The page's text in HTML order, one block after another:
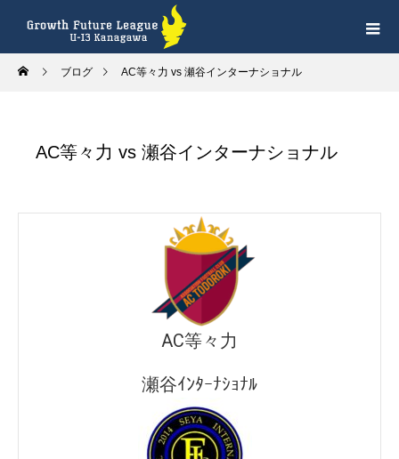
ブログ AC等々力 vs 瀬谷インターナショナル
AC等々力 vs 瀬谷インターナショナル
AC等々力
瀬谷ｲﾝﾀｰﾅｼｮﾅﾙ